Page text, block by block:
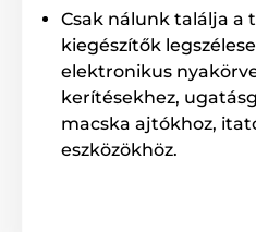
Csak nálunk találja a
kiegészítők
elektronikus
kerítésekhez,
macska ajtókhoz,
eszközökhöz.